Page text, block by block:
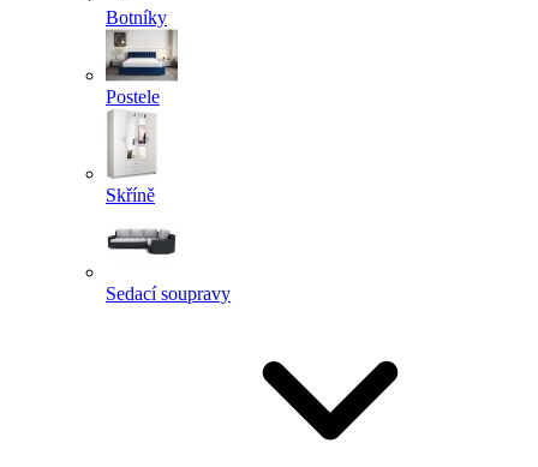
Botníky
Postele
Skříně
Sedací soupravy